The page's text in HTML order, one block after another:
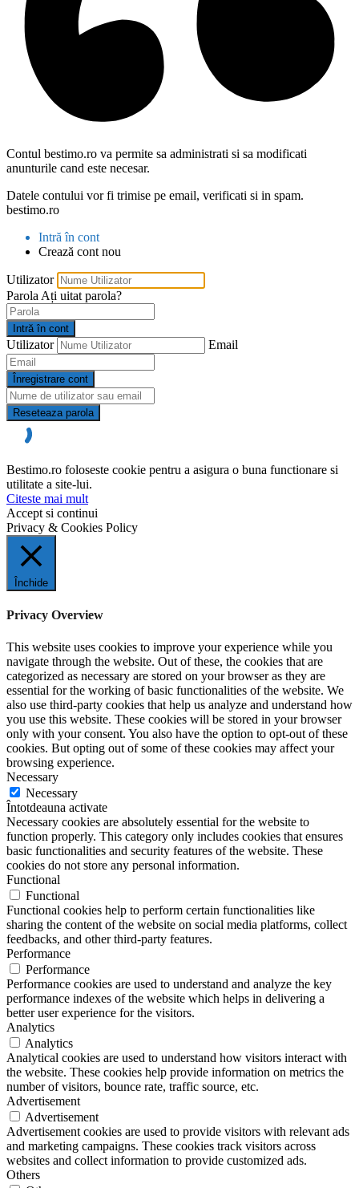
Contul bestimo.ro va permite sa administrati si sa modificati
anunturile cand este necesar.
Datele contului vor fi trimise pe email, verificati si in spam.
bestimo.ro
Intră în cont
Crează cont nou
Utilizator
Parola Ați uitat parola?
Intră în cont
Utilizator Email
Înregistrare cont
Reseteaza parola
Bestimo.ro foloseste cookie pentru a asigura o buna functionare si
utilitate a site-lui.
Citeste mai mult
Accept si continui
Privacy & Cookies Policy
Închide
Privacy Overview
This website uses cookies to improve your experience while you
navigate through the website. Out of these, the cookies that are
categorized as necessary are stored on your browser as they are
essential for the working of basic functionalities of the website. We
also use third-party cookies that help us analyze and understand how
you use this website. These cookies will be stored in your browser
only with your consent. You also have the option to opt-out of these
cookies. But opting out of some of these cookies may affect your
browsing experience.
Necessary
Necessary
Întotdeauna activate
Necessary cookies are absolutely essential for the website to
function properly. This category only includes cookies that ensures
basic functionalities and security features of the website. These
cookies do not store any personal information.
Functional
Functional
Functional cookies help to perform certain functionalities like
sharing the content of the website on social media platforms, collect
feedbacks, and other third-party features.
Performance
Performance
Performance cookies are used to understand and analyze the key
performance indexes of the website which helps in delivering a
better user experience for the visitors.
Analytics
Analytics
Analytical cookies are used to understand how visitors interact with
the website. These cookies help provide information on metrics the
number of visitors, bounce rate, traffic source, etc.
Advertisement
Advertisement
Advertisement cookies are used to provide visitors with relevant ads
and marketing campaigns. These cookies track visitors across
websites and collect information to provide customized ads.
Others